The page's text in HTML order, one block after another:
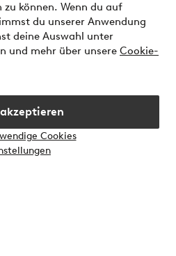
zu können. Wenn du auf
du unserer Anwendung
deine Auswahl unter
und mehr über unsere Cookie-
Cookies
bezahlen oder aufteilen
mehr über unsere